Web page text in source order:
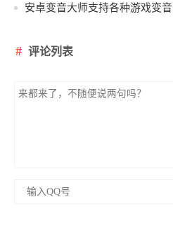
安卓变音大师支持各种游戏变音
评论列表